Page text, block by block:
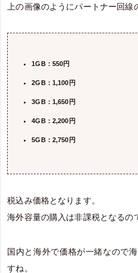
上の画像のようにパートナー回線
1GB：550円
2GB：1,100円
3GB：1,650円
4GB：2,200円
5GB：2,750円
税込み価格となります。
海外容量の購入は非課税となるの
国内と海外で価格が一緒なので
すね。